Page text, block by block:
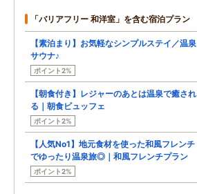
「バリアフリー 和洋室」を含む宿泊プラン
【素泊まり】お気軽なシンプルステイ／温泉
サウナ♪
ポイント2%
【朝食付き】レジャーのあとは温泉で癒され
る｜朝食ビュッフェ
ポイント2%
【人気No1】地元食材を使った和風フレンチ
でゆったり温泉旅◎｜和風フレンチプラン
ポイント2%